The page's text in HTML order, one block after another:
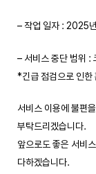
– 작업 일자 : 2025
– 서비스 중단 범위
*긴급 점검으로 인한
서비스 이용에 불편
부탁드리겠습니다.
앞으로도 좋은 서비
다하겠습니다.